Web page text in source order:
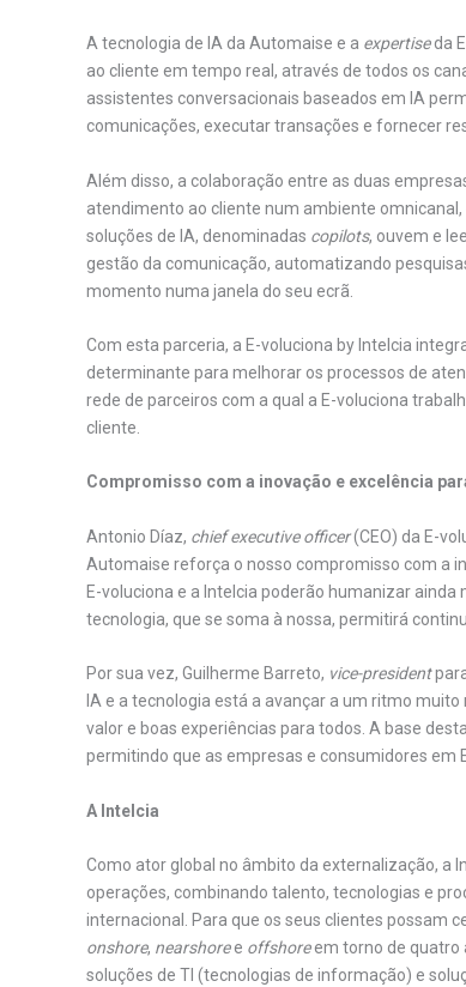
A tecnologia de IA da Automaise e a expertiseda
ao cliente em tempo real, através de todos os
assistentes conversacionais baseados em IA
comunicações, executar transações e fornecer
Além disso, a colaboração entre as duas
atendimento ao cliente num ambiente
soluções de IA, denominadas copilots, ouvem e
gestão da comunicação, automatizando
momento numa janela do seu ecrã.
Com esta parceria, a E-voluciona by Intelcia
determinante para melhorar os processos de
rede de parceiros com a qual a E-voluciona
cliente.
Compromisso com a inovação e excelência
Antonio Díaz, chief executive officer(CEO) da E-
Automaise reforça o nosso compromisso com a
E-voluciona e a Intelcia poderão humanizar
tecnologia, que se soma à nossa, permitirá
Por sua vez, Guilherme Barreto, vice-president
IA e a tecnologia está a avançar a um ritmo
valor e boas experiências para todos. A base
permitindo que as empresas e consumidores em
A Intelcia
Como ator global no âmbito da externalização, a
operações, combinando talento, tecnologias e
internacional. Para que os seus clientes possam
onshore, nearshoree offshoreem torno de quatro
soluções de TI (tecnologias de informação) e